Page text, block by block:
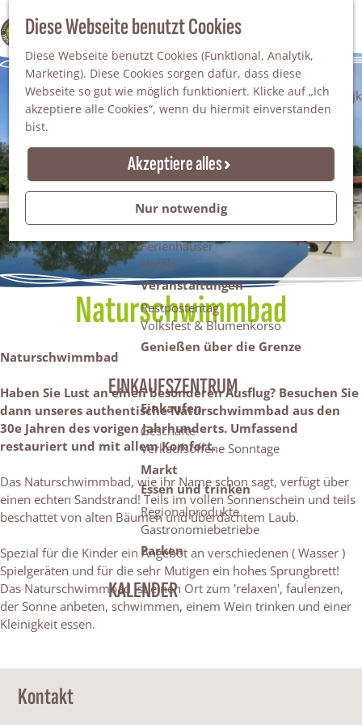
Diese Webseite benutzt Cookies
Diese Webseite benutzt Cookies (Funktional, Analytik,
Marketing). Diese Cookies sorgen dafür, dass diese
Webseite so gut wie möglich funktioniert. Klicke auf „Ich
akzeptiere alle Cookies“, wenn du hiermit einverstanden
bist.
Akzeptiere alles
Nur notwendig
100% WINTERSWIJK
S
u
c
h
e
n
M
e
n
ü
Da staunt man!
Freiheitsbäume
Natur
Naturgebiete
Nationaler Landschaftspark Winterswijk
Der Steingrube
Gärten & Parks
Übernachten
Campingplätze & Ferienparks
Gruppenunterkünfte
Bed & Breakfasts
Ferienhäuser
Hotels
Veranstaltungen
Restpostentag
Volksfest & Blumenkorso
Genießen über die Grenze
EINKAUFSZENTRUM
Einkaufen
Geschäfte
Verkaufsoffene Sonntage
Markt
Essen und trinken
Regionalprodukte
Gastronomiebetriebe
Parken
KALENDER
Naturschwimmbad
Naturschwimmbad
Haben Sie Lust an einen besonderen Ausflug? Besuchen Sie
dann unseres authentische Naturschwimmbad aus den
30e Jahren des vorigen Jahrhunderts. Umfassend
restauriert und mit allem Komfort.
Das Naturschwimmbad, wie ihr Name schon sagt, verfügt über
einen echten Sandstrand! Teils im vollen Sonnenschein und teils
beschattet von alten Bäumen und überdachtem Laub.
Spezial für die Kinder ein Angebot an verschiedenen ( Wasser )
Spielgeräten und für die sehr Mutigen ein hohes Sprungbrett!
Das Naturschwimmbad ist einen Ort zum 'relaxen', faulenzen,
der Sonne anbeten, schwimmen, einem Wein trinken und einer
Kleinigkeit essen.
Kontakt